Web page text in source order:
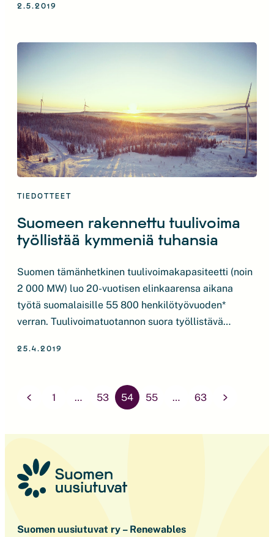
liikevaihdon* yrityksille ja verokertymät kunnille.
rakennettujen tuulivoimahankkeiden
vuotisen elinkaaren aikana. ”Puhtaan
energiantuotannon ja energiaomavaraisuuden
kasvun lisäksi tuulivoiman rakentaminen tuo
Suomelle […]
2.5.2019
TIEDOTTEET
Suomeen rakennettu tuulivoima
työllistää kymmeniä tuhansia
Suomen tämänhetkinen tuulivoimakapasiteetti (noin
2 000 MW) luo 20-vuotisen elinkaarensa aikana
työtä suomalaisille 55 800 henkilötyövuoden*
verran. Tuulivoimatuotannon suora työllistävä
kerrannaisvaikutusten** tuodessa työtä reilun
Tuulivoimatuotannon lisäksi Suomessa on erittäin
paljon tuulivoimaloiden komponenttien valmistusta
vuonna 2018 noin 2 000 henkilöä.
25.4.2019
Artikkelien
1 … 53 54 55 … 63
Suomen uusiutuvat ry – Renewables